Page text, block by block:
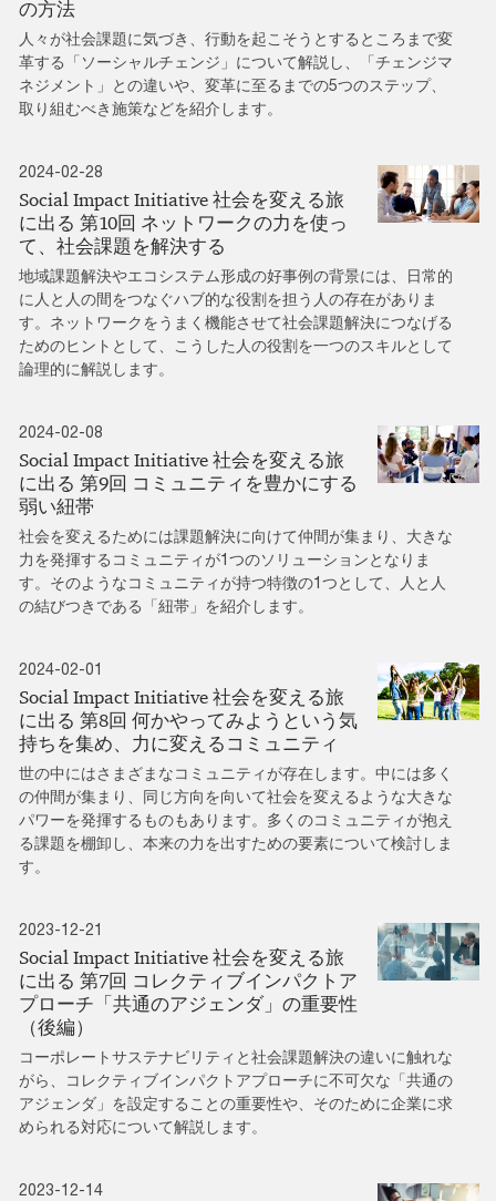
の方法
人々が社会課題に気づき、行動を起こそうとするところまで変
革する「ソーシャルチェンジ」について解説し、「チェンジマ
ネジメント」との違いや、変革に至るまでの5つのステップ、
取り組むべき施策などを紹介します。
2024-02-28
Social Impact Initiative 社会を変える旅
に出る 第10回 ネットワークの力を使っ
て、社会課題を解決する
地域課題解決やエコシステム形成の好事例の背景には、日常的
に人と人の間をつなぐハブ的な役割を担う人の存在がありま
す。ネットワークをうまく機能させて社会課題解決につなげる
ためのヒントとして、こうした人の役割を一つのスキルとして
論理的に解説します。
2024-02-08
Social Impact Initiative 社会を変える旅
に出る 第9回 コミュニティを豊かにする
弱い紐帯
社会を変えるためには課題解決に向けて仲間が集まり、大きな
力を発揮するコミュニティが1つのソリューションとなりま
す。そのようなコミュニティが持つ特徴の1つとして、人と人
の結びつきである「紐帯」を紹介します。
2024-02-01
Social Impact Initiative 社会を変える旅
に出る 第8回 何かやってみようという気
持ちを集め、力に変えるコミュニティ
世の中にはさまざまなコミュニティが存在します。中には多く
の仲間が集まり、同じ方向を向いて社会を変えるような大きな
パワーを発揮するものもあります。多くのコミュニティが抱え
る課題を棚卸し、本来の力を出すための要素について検討しま
す。
2023-12-21
Social Impact Initiative 社会を変える旅
に出る 第7回 コレクティブインパクトア
プローチ「共通のアジェンダ」の重要性
（後編）
コーポレートサステナビリティと社会課題解決の違いに触れな
がら、コレクティブインパクトアプローチに不可欠な「共通の
アジェンダ」を設定することの重要性や、そのために企業に求
められる対応について解説します。
2023-12-14